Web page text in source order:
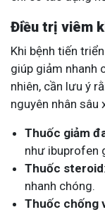
Điều trị viêm
Khi bệnh tiến
giúp giảm nhanh
nhiên, cần lưu ý
nguyên nhân sâu
Thuốc giảm
như ibuprofen
Thuốc steroid
nhanh chóng.
Thuốc chống